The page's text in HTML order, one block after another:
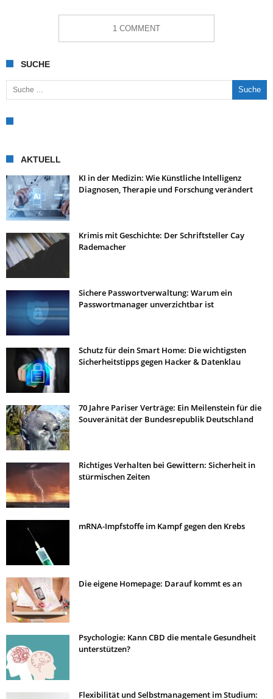
1 COMMENT
SUCHE
Suche nach:
AKTUELL
KI in der Medizin: Wie Künstliche Intelligenz
Diagnosen, Therapie und Forschung verändert
Krimis mit Geschichte: Der Schriftsteller Cay
Rademacher
Sichere Passwortverwaltung: Warum ein
Passwortmanager unverzichtbar ist
Schutz für dein Smart Home: Die wichtigsten
Sicherheitstipps gegen Hacker & Datenklau
70 Jahre Pariser Verträge: Ein Meilenstein für die
Souveränität der Bundesrepublik Deutschland
Richtiges Verhalten bei Gewittern: Sicherheit in
stürmischen Zeiten
mRNA-Impfstoffe im Kampf gegen den Krebs
Die eigene Homepage: Darauf kommt es an
Psychologie: Kann CBD die mentale Gesundheit
unterstützen?
Flexibilität und Selbstmanagement im Studium: